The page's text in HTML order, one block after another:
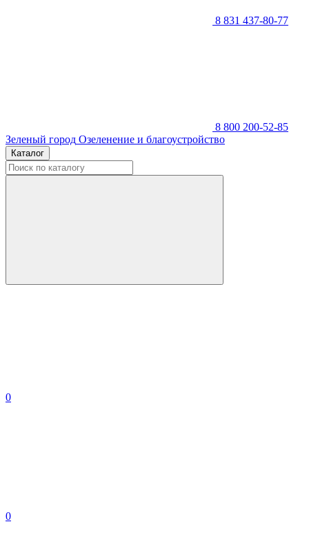
8 831 437-80-77
8 800 200-52-85
Зеленый город Озеленение и благоустройство
Каталог
0
0